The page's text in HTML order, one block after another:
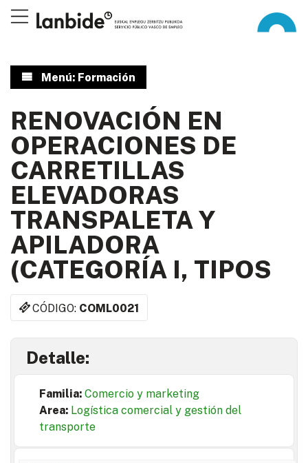
Menú: Formación
RENOVACIÓN EN
OPERACIONES DE
CARRETILLAS
ELEVADORAS
TRANSPALETA Y
APILADORA
(CATEGORÍA I, TIPOS
CÓDIGO: COML0021
Detalle:
Familia: Comercio y marketing
Area: Logística comercial y gestión del
transporte